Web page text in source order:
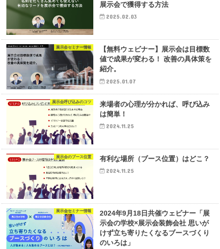
展示会で獲得する方法
2025.02.03
展示会セミナー情報
【無料ウェビナー】展示会は目標数
値で成果が変わる！ 改善の具体策を
紹介。
2025.01.07
展示会呼び込みのコツ
来場者の心理が分かれば、呼び込み
は簡単！
2024.11.25
展示会のブース位置 有利な場所（ブース位置）はどこ？
2024.11.25
展示会セミナー情報
2024年9月18日共催ウェビナー「展
示会の学校×展示会装飾会社 思いが
けず立ち寄りたくなるブースづくり
のいろは」